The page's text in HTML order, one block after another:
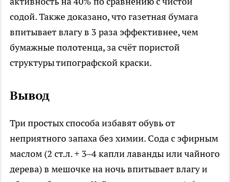
содой. Также доказано, что газетная бумага
впитывает влагу в 3 раза эффективнее, чем
бумажные полотенца, за счёт пористой
структуры типографской краски.
Вывод
Три простых способа избавят обувь от
неприятного запаха без химии. Сода с эфирным
маслом (2 ст.л. + 3–4 капли лаванды или чайного
дерева) в мешочке на ночь впитывает влагу и